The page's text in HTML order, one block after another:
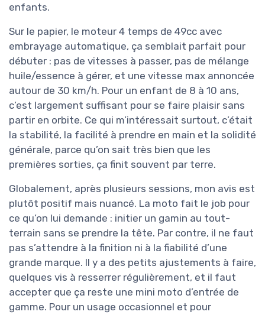
enfants.
Sur le papier, le moteur 4 temps de 49cc avec
embrayage automatique, ça semblait parfait pour
débuter : pas de vitesses à passer, pas de mélange
huile/essence à gérer, et une vitesse max annoncée
autour de 30 km/h. Pour un enfant de 8 à 10 ans,
c’est largement suffisant pour se faire plaisir sans
partir en orbite. Ce qui m’intéressait surtout, c’était
la stabilité, la facilité à prendre en main et la solidité
générale, parce qu’on sait très bien que les
premières sorties, ça finit souvent par terre.
Globalement, après plusieurs sessions, mon avis est
plutôt positif mais nuancé. La moto fait le job pour
ce qu’on lui demande : initier un gamin au tout-
terrain sans se prendre la tête. Par contre, il ne faut
pas s’attendre à la finition ni à la fiabilité d’une
grande marque. Il y a des petits ajustements à faire,
quelques vis à resserrer régulièrement, et il faut
accepter que ça reste une mini moto d’entrée de
gamme. Pour un usage occasionnel et pour